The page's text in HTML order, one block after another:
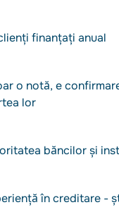
finanțați anual
o notă, e
lor
băncilor și
în creditare -